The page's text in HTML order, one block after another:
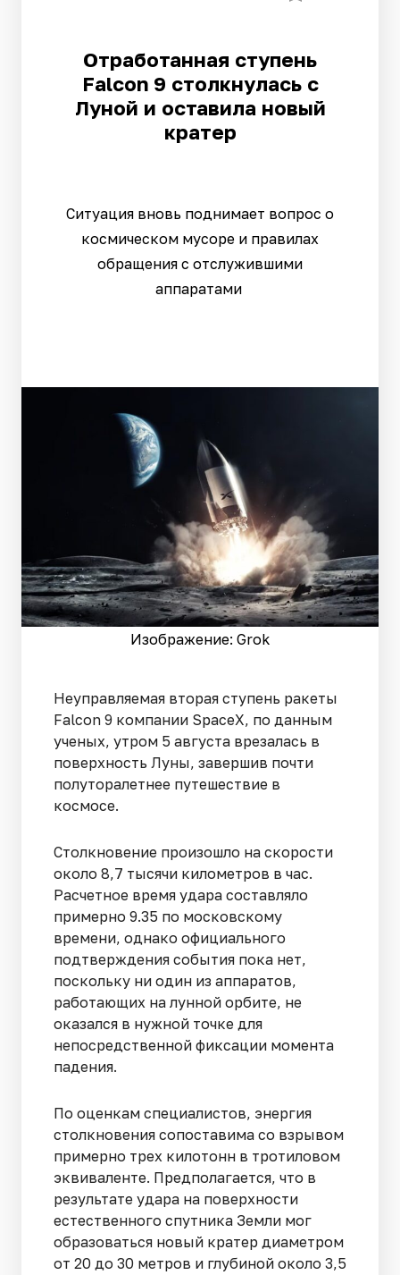
Отработанная ступень
Falcon 9 столкнулась с
Луной и оставила новый
кратер
Ситуация вновь поднимает вопрос о
космическом мусоре и правилах
обращения с отслужившими
аппаратами
Изображение: Grok
Неуправляемая вторая ступень ракеты
Falcon 9 компании SpaceX, по данным
ученых, утром 5 августа врезалась в
поверхность Луны, завершив почти
полуторалетнее путешествие в
космосе.
Столкновение произошло на скорости
около 8,7 тысячи километров в час.
Расчетное время удара составляло
примерно 9.35 по московскому
времени, однако официального
подтверждения события пока нет,
поскольку ни один из аппаратов,
работающих на лунной орбите, не
оказался в нужной точке для
непосредственной фиксации момента
падения.
По оценкам специалистов, энергия
столкновения сопоставима со взрывом
примерно трех килотонн в тротиловом
эквиваленте. Предполагается, что в
результате удара на поверхности
естественного спутника Земли мог
образоваться новый кратер диаметром
от 20 до 30 метров и глубиной около 3,5